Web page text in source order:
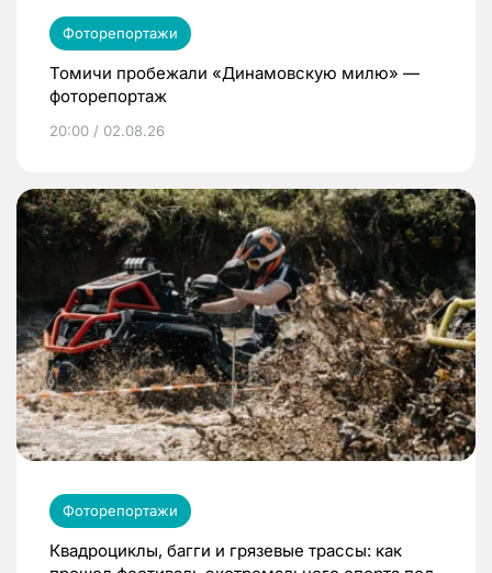
Фоторепортажи
Томичи пробежали «Динамовскую милю» —
фоторепортаж
20:00 / 02.08.26
Фоторепортажи
Квадроциклы, багги и грязевые трассы: как